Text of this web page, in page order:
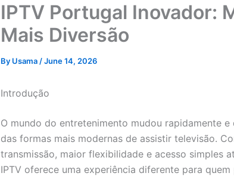
IPTV Portugal Inovador:
Mais Diversão
By Usama /June 14, 2026
Introdução
O mundo do entretenimento mudou rapidamente e
das formas mais modernas de assistir televisão.
transmissão, maior flexibilidade e acesso simples
IPTV oferece uma experiência diferente para